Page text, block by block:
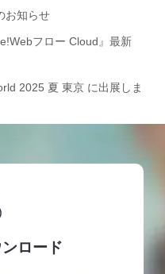
お知らせ
フロー Cloud』最新
2025 夏 東京 に出展しま
ロード